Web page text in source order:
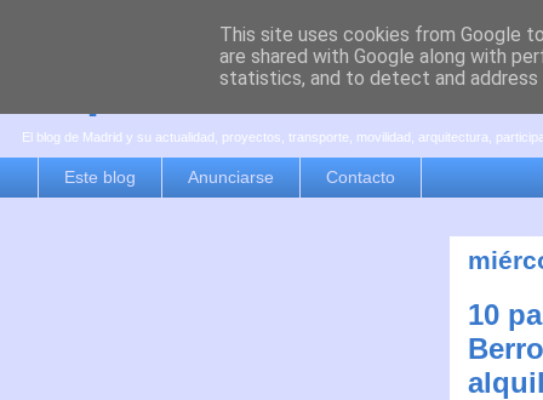
es por madrid
El blog de Madrid y su actualidad, proyectos, transporte, movilidad, arquitectura,
Este blog Anunciarse Contacto
10
This site uses cookies from Google
are shared with Google along with
statistics, and to detect and address